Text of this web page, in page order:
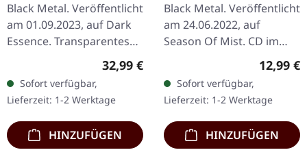
Black Metal. Veröffentlicht
am 01.09.2023, auf Dark
Essence. Transparentes
Vinyl. Taake kehrt mit „Et
Hav Av Avstand" zurück
und liefert eine…
Regulärer Preis:
32,99 €
Sofort verfügbar,
Lieferzeit: 1-2 Werktage
HINZUFÜGEN
Black Metal. Veröffentlicht
am 24.06.2022, auf
Season Of Mist. CD im
DigiPack mit 16-seitigem
Booklet. "Origins" von
Saor ist eine
faszinierende…
12,99 €
Sofort verfügbar,
Lieferzeit: 1-2 Werktage
HINZUFÜGEN